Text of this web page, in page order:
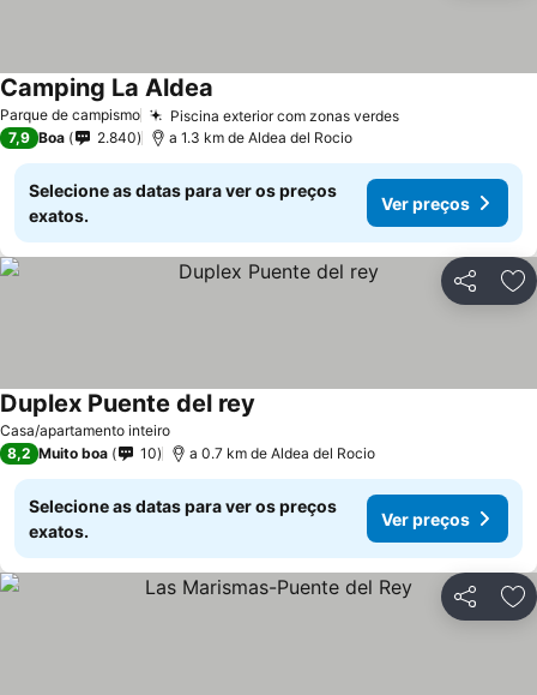
Parque de campismo Piscina exterior com zonas verdes
Camping La Aldea
7,9 Boa 2.840 a 1.3 km de Aldea del Rocio
Selecione as datas para ver os preços
exatos.
Ver preços
Partilhar
Casa/apartamento inteiro
Duplex Puente del rey
8,2 Muito boa 10 a 0.7 km de Aldea del Rocio
Selecione as datas para ver os preços
exatos.
Ver preços
Partilhar